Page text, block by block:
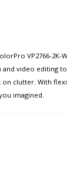
VP2766-
video editing to
clutter. With
imagined.